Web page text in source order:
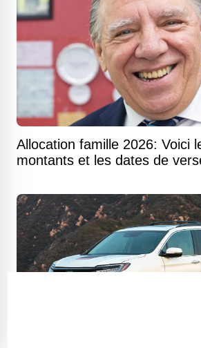
Allocation famille 2026: Voici
montants et les dates de